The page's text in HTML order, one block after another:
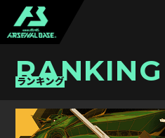
RANKING
ランキング